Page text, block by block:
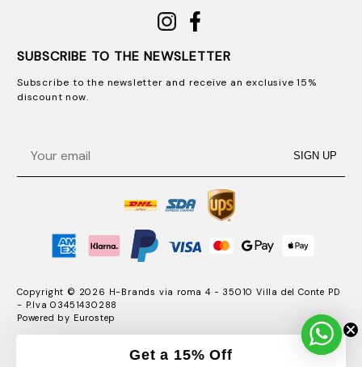
SUBSCRIBE TO THE NEWSLETTER
Subscribe to the newsletter and receive an exclusive 15%
discount now.
SIGN UP
Copyright © 2026 H-Brands via roma 4 - 35010 Villa del Conte PD
- P.Iva 03451430288
Powered by Eurostep
Get a 15% Off